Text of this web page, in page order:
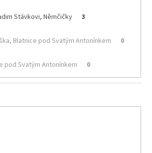
Stávkovi, Němčičky 3
Blatnice pod Svatým Antonínkem 0
pod Svatým Antonínkem 0